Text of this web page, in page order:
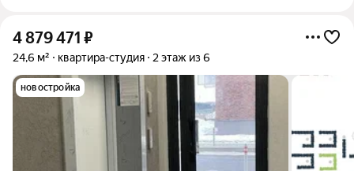
4 879 471 ₽
24,6 м² квартира-студия 2 этаж из 6
новостройка